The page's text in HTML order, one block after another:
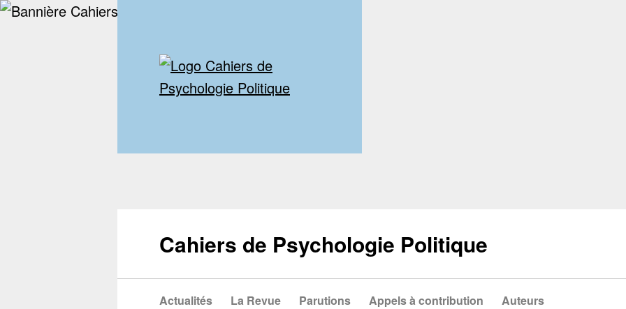
Cahiers de Psychologie Politique
Actualités La Revue Parutions Appels à contribution Auteurs